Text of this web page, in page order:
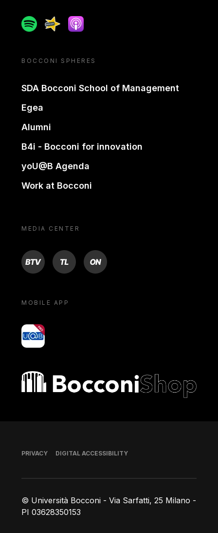
SpotifySpreakerApple podcast
BOCCONI SPHERES
SDA Bocconi School of Management
Egea
Alumni
B4i - Bocconi for innovation
yoU@B Agenda
Work at Bocconi
MEDIA CENTER
BTV TL ON
MOBILE APP
yoU@B
Bocconi shop
© Università Bocconi - Via Sarfatti, 25 Milano -
PI 03628350153
Footer
PRIVACY DIGITAL ACCESSIBILITY